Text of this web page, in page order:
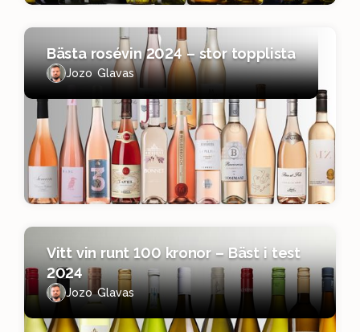
Bästa rosévin 2024 – stor topplista
Jozo Glavas
Vitt vin runt 100 kronor – Bäst i test
2024
Jozo Glavas